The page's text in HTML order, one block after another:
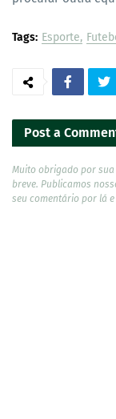
Tags: Esporte
Post a
Muito obrigado por
breve. Publicamos
seu comentário por lá